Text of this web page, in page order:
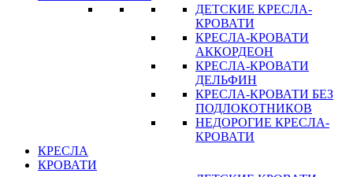
ДЕТСКИЕ КРЕСЛА-
КРОВАТИ
КРЕСЛА-КРОВАТИ
АККОРДЕОН
КРЕСЛА-КРОВАТИ
ДЕЛЬФИН
КРЕСЛА-КРОВАТИ БЕЗ
ПОДЛОКОТНИКОВ
НЕДОРОГИЕ КРЕСЛА-
КРОВАТИ
КРЕСЛА
КРОВАТИ